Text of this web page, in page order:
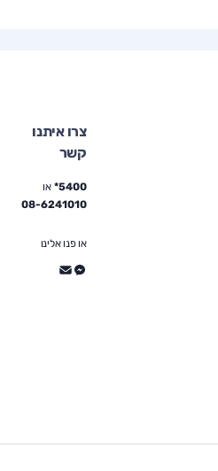
צרו איתנו
קשר
5400* או
08-6241010
או פנו אלינו